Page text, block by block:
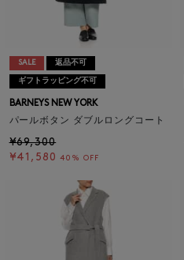
SALE 返品不可
ギフトラッピング不可
BARNEYS NEW YORK
パールボタン ダブルロングコート
¥69,300
¥41,580 40% OFF